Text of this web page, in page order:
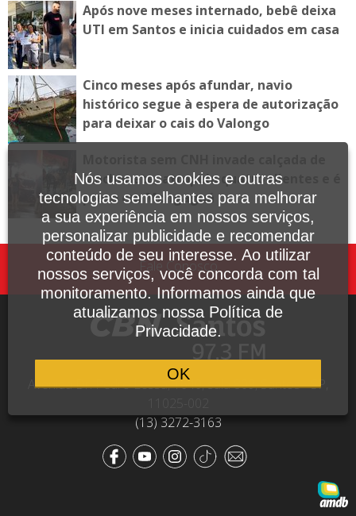
Após nove meses internado, bebê deixa
UTI em Santos e inicia cuidados em casa
Cinco meses após afundar, navio
histórico segue à espera de autorização
para deixar o cais do Valongo
lanchonete, atropela quatro clientes e é
preso em Mongaguá
Fale Conosco
Avenida Dr. Pedro Lessa, 1640, sala 809, Santos - SP,
(13) 3272-3163
Nós usamos cookies e outras
tecnologias semelhantes para melhorar
a sua experiência em nossos serviços,
personalizar publicidade e recomendar
conteúdo de seu interesse. Ao utilizar
nossos serviços, você concorda com tal
monitoramento. Informamos ainda que
atualizamos nossa Política de
Privacidade.
OK